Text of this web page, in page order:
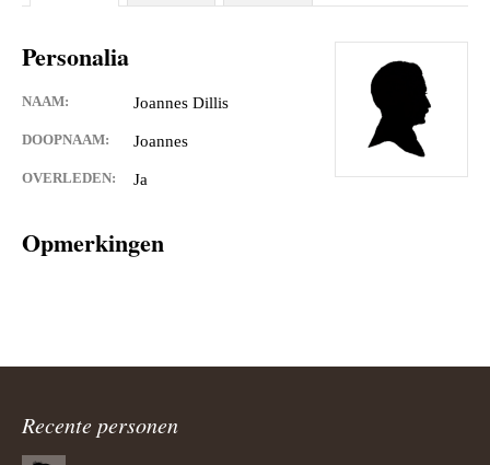
Personalia
NAAM: Joannes Dillis
DOOPNAAM: Joannes
OVERLEDEN: Ja
Opmerkingen
Recente personen